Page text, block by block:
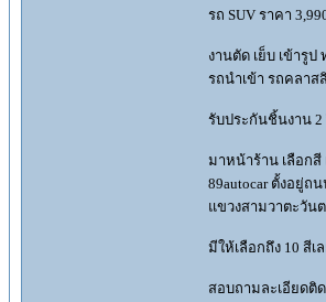
รถ SUV ราคา
งานตัด เย็บ เข้ารู
รถนำเข้า รถคลาส
รับประกันชิ้นงาน 2
มาหน้าร้าน เลือกสี
89autocar ตั้งอยู่ถ
แขวงสามวาตะวัน
มีให้เลือกถึง 10 สี
สอบถามละเอียด